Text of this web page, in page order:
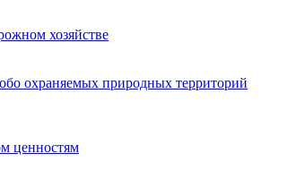
хозяйстве
охраняемых природных территорий
ценностям